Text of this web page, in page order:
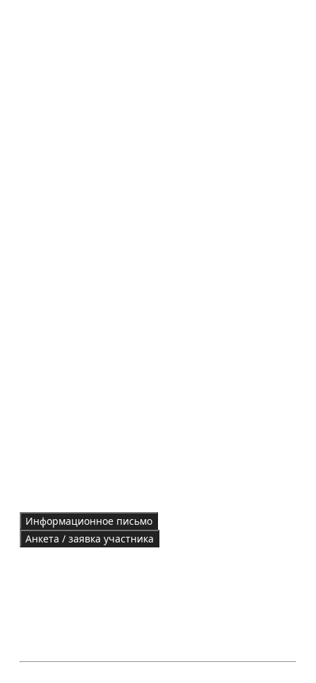
Информационное письмо
Анкета / заявка участника